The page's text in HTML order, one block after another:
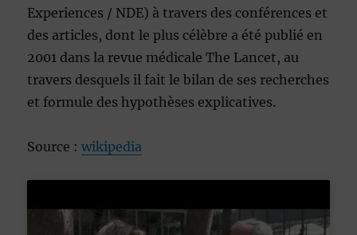
Experiences / NDE) à travers des conférences et
des articles, dont le plus célèbre a été publié en
2001 dans la revue médicale The Lancet, au
travers desquels il fait le bilan de ses recherches
et formule des hypothèses explicatives.
Source :wikipedia